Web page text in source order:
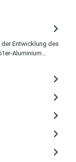
der Entwicklung des
Aluminium…